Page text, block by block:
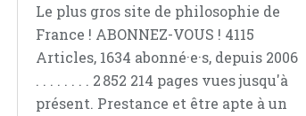
Le plus gros site de philosophie de
France ! ABONNEZ-VOUS ! 4115
Articles, 1634 abonné·e·s, depuis 2006
. . . . . . . . 2 852 214 pages vues jusqu'à
présent. Prestance et être apte à un